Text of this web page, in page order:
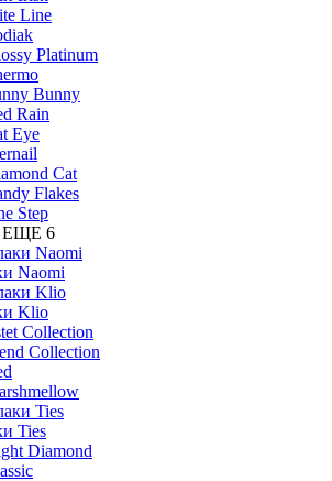
Line
Platinum
Bunny
Rain
Eye
Cat
Flakes
Step
6
Naomi
Klio
Collection
Collection
Ties
Diamond